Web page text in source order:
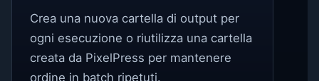
Crea una nuova cartella di output per
ogni esecuzione o riutilizza una cartella
creata da PixelPress per mantenere
ordine in batch ripetuti.